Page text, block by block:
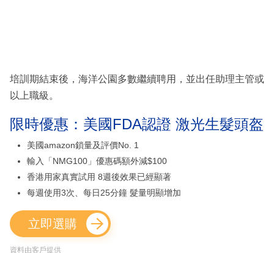
培訓期結束後，海洋公園多數繼續聘用，並出任助理主管或
以上職級。
限時優惠：美國FDA認證 激光生髮頭盔
美國amazon鎖量及評價No. 1
輸入「NMG100」優惠碼額外減$100
香港用家真實試用 8週後效果已經顯著
每週使用3次、每日25分鐘 髮量明顯增加
立即選購
資料由客戶提供